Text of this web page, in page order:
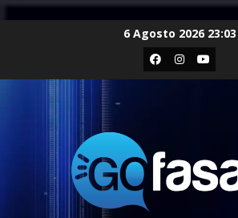
6 Agosto 2026 23:03
Facebook
Instagram
Youtube